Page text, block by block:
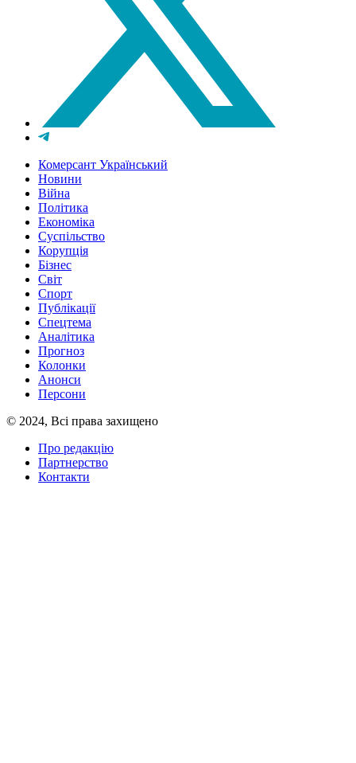
Комерсант Український
Новини
Війна
Політика
Економіка
Суспільство
Корупція
Бізнес
Світ
Спорт
Публікації
Спецтема
Аналітика
Прогноз
Колонки
Анонси
Персони
© 2024, Всі права захищено
Про редакцію
Партнерство
Контакти